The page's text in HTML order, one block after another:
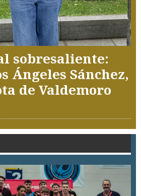
sobresaliente:
Ángeles Sánchez,
de Valdemoro